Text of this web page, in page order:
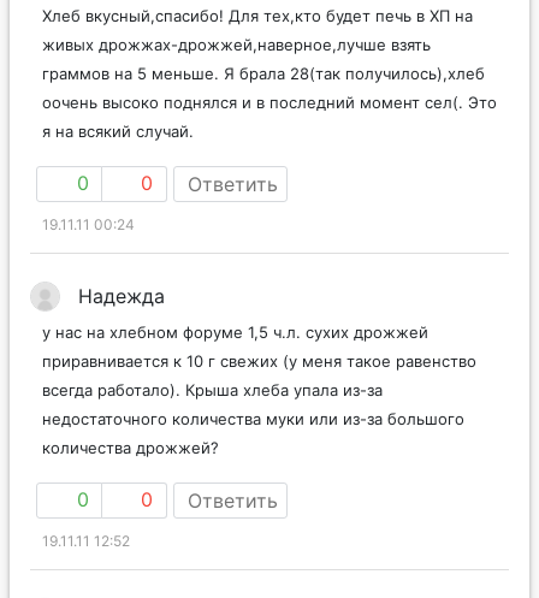
Хлеб вкусный,спасибо! Для тех,кто будет печь в ХП на
живых дрожжах-дрожжей,наверное,лучше взять
граммов на 5 меньше. Я брала 28(так получилось),хлеб
оочень высоко поднялся и в последний момент сел(. Это
я на всякий случай.
0 0 Ответить
19.11.11 00:24
Надежда
у нас на хлебном форуме 1,5 ч.л. сухих дрожжей
приравнивается к 10 г свежих (у меня такое равенство
всегда работало). Крыша хлеба упала из-за
недостаточного количества муки или из-за большого
количества дрожжей?
0 0 Ответить
19.11.11 12:52